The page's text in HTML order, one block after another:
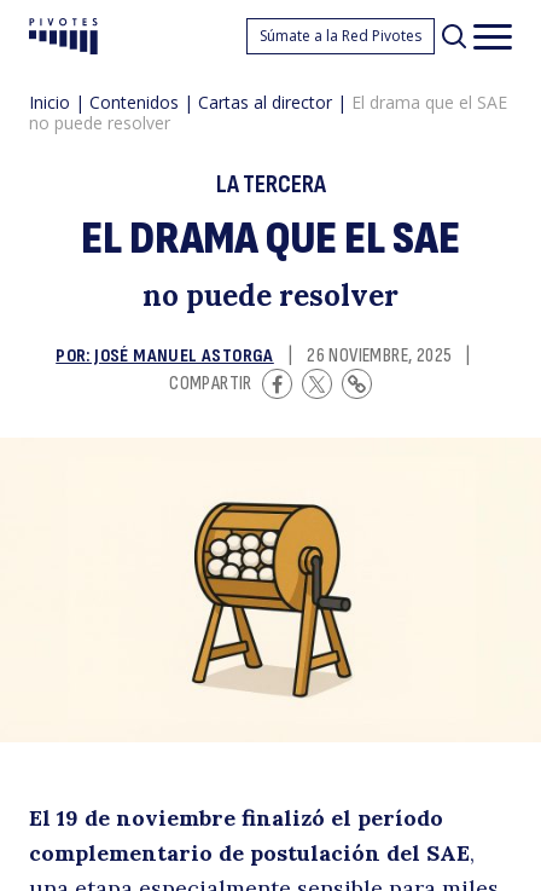
El
Pivotes Súmate a la Red Pivotes
Inicio | Contenidos | Cartas al director | El drama que el SAE
no puede resolver
LA TERCERA
EL DRAMA QUE EL SAE
no puede resolver
POR: JOSÉ MANUEL ASTORGA 26 NOVIEMBRE, 2025
COMPARTIR
El 19 de noviembre finalizó el período
complementario de postulación del SAE,